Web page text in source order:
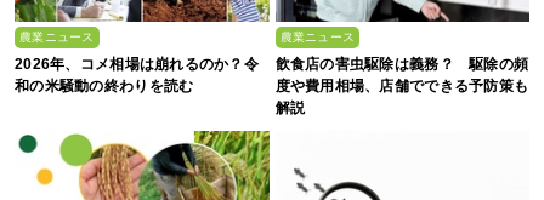
農業ニュース
2026年、コメ相場は崩れるのか？令
和の米騒動の終わりを読む
農業ニュース
飲食店の害虫駆除は義務？ 駆除の頻
度や費用相場、店舗でできる予防策も
解説